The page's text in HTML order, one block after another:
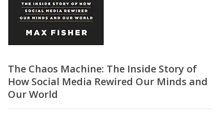
The Chaos Machine: The Inside Story of
How Social Media Rewired Our Minds and
Our World